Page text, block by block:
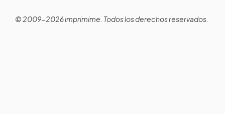
© 2009-2026 imprimime. Todos los derechos reservados.